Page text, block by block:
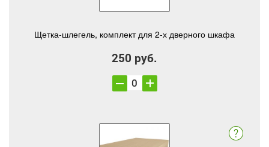
Щетка-шлегель, комплект для 2-х дверного шкафа
250 руб.